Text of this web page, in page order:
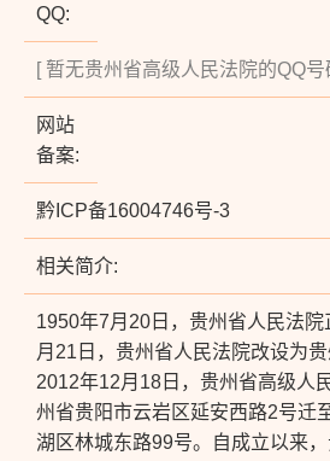
QQ:
[ 暂无贵州省高级人民法院的QQ号
网站
备案:
黔ICP备16004746号-3
相关简介:
1950年7月20日，贵州省人民法
月21日，贵州省人民法院改设为贵
2012年12月18日，贵州省高级人
州省贵阳市云岩区延安西路2号迁
湖区林城东路99号。自成立以来